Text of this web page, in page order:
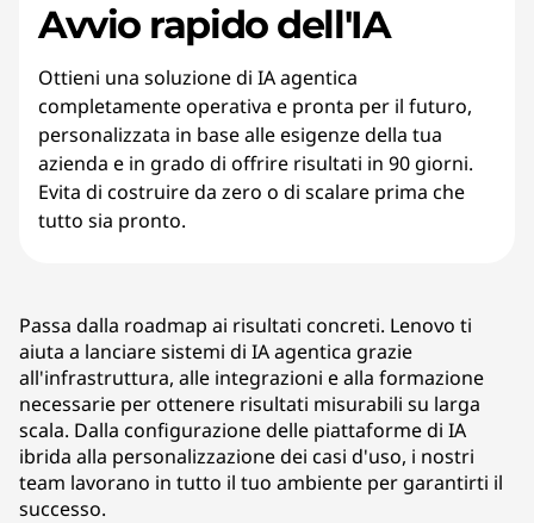
Avvio rapido dell'IA
Ottieni una soluzione di IA agentica
completamente operativa e pronta per il futuro,
personalizzata in base alle esigenze della tua
azienda e in grado di offrire risultati in 90 giorni.
Evita di costruire da zero o di scalare prima che
tutto sia pronto.
Passa dalla roadmap ai risultati concreti. Lenovo ti
aiuta a lanciare sistemi di IA agentica grazie
all'infrastruttura, alle integrazioni e alla formazione
necessarie per ottenere risultati misurabili su larga
scala. Dalla configurazione delle piattaforme di IA
ibrida alla personalizzazione dei casi d'uso, i nostri
team lavorano in tutto il tuo ambiente per garantirti il
successo.